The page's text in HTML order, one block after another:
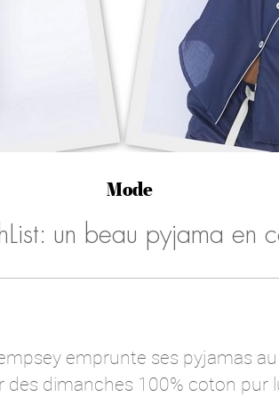
Mode
un beau pyjama en
emprunte ses pyjamas
dimanches 100% coton pur